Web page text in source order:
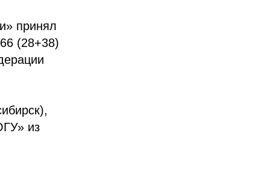
принял
(28+38)
из